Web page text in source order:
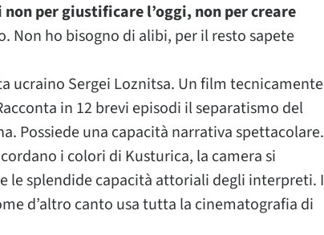
per giustificare l’oggi, non per creare
Non ho bisogno di alibi, per il resto sapete
ucraino Sergei Loznitsa. Un film tecnicamente
in 12 brevi episodi il separatismo del
Possiede una capacità narrativa spettacolare.
i colori di Kusturica, la camera si
le splendide capacità attoriali degli interpreti. I
d’altro canto usa tutta la cinematografia di